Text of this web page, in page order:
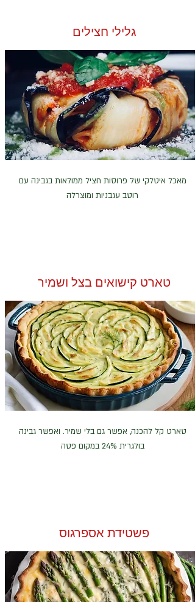
גלילי חצילים
מאכל איטלקי של פרוסות חציל ממולאות בגבינה עם
רוטב עגבניות ומוצרלה
טארט קישואים בצל ושמיר
טארט קל להכנה, אפשר גם בלי שמיר. ואפשר גבינה
בולגרית 24% במקום פטה
פשטידת אספרגוס